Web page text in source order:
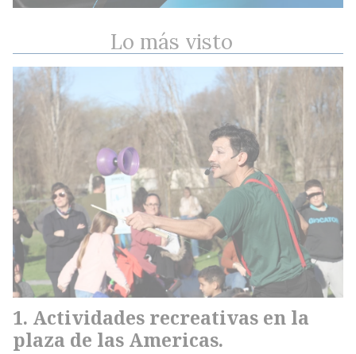
Lo más visto
Actividades recreativas en la
plaza de las Americas.